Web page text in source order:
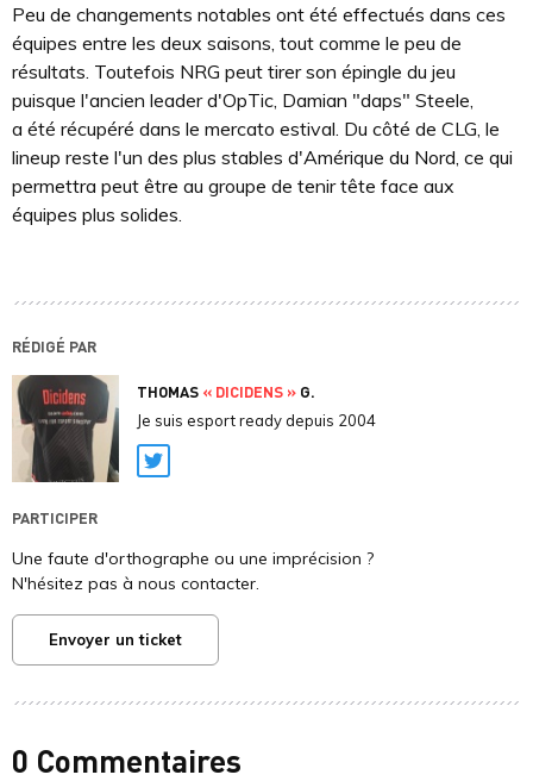
Peu de changements notables ont été effectués dans ces
équipes entre les deux saisons, tout comme le peu de
résultats. Toutefois NRG peut tirer son épingle du jeu
puisque l'ancien leader d'OpTic, Damian "daps" Steele,
a été récupéré dans le mercato estival. Du côté de CLG, le
lineup reste l'un des plus stables d'Amérique du Nord, ce qui
permettra peut être au groupe de tenir tête face aux
équipes plus solides.
RÉDIGÉ PAR
THOMAS « DICIDENS » G.
Je suis esport ready depuis 2004
Twitter
PARTICIPER
Une faute d'orthographe ou une imprécision ?
N'hésitez pas à nous contacter.
Envoyer un ticket
0 Commentaires